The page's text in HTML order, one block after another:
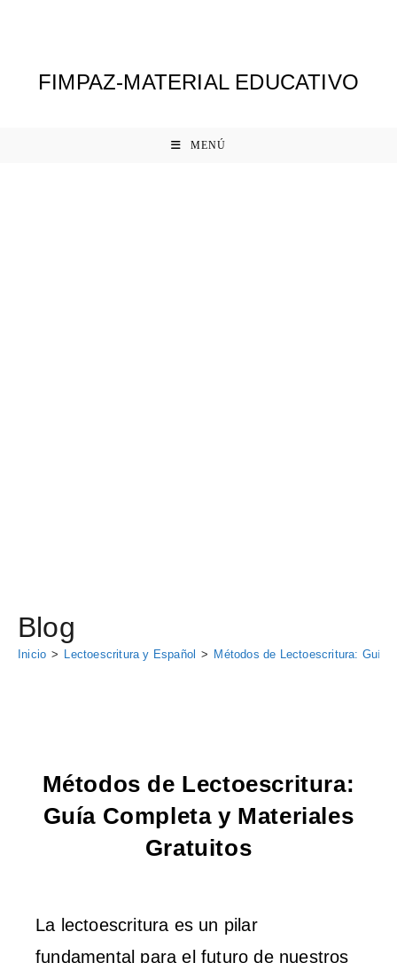
FIMPAZ-MATERIAL EDUCATIVO
MENÚ
Blog
Inicio > Lectoescritura y Español > Métodos de Lectoescritura: Guía
Métodos de Lectoescritura:
Guía Completa y Materiales
Gratuitos
La lectoescritura es un pilar
fundamental para el futuro de nuestros